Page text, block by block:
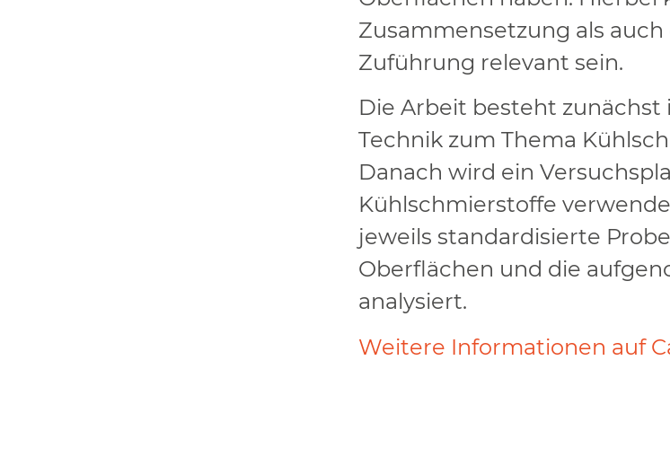
Zusammensetzung als
Zuführung relevant sein.
Die Arbeit besteht zunächst
Technik zum Thema
Danach wird ein
Kühlschmierstoffe
jeweils standardisierte
Oberflächen und die
analysiert.
Weitere Informationen auf